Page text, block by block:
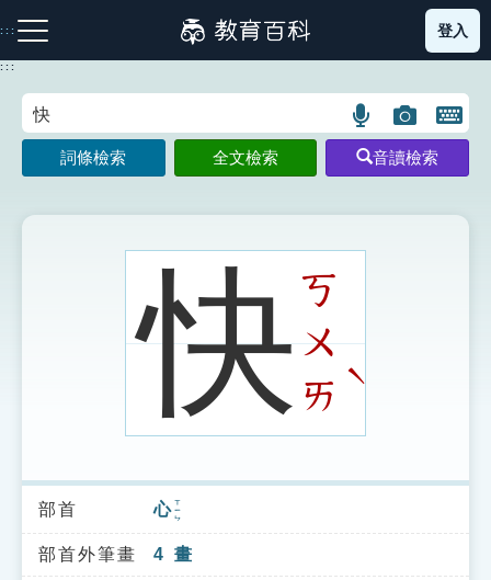
到
主
:::
注音索引圖示 筆畫索引圖示 部首索引表圖示
索引選單
知識索引
登入
:::
語
言
搜
示
圖
片
搜
開
鍵
圖
詞條檢索 全文檢索 音讀檢索
快ㄎ
ㄨ
ㄞ
ˋ
部首 心ㄒㄧㄣ
部首外筆畫 4 畫